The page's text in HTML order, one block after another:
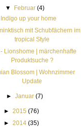
▼
Februar (4)
Indigo up your home
mit Schubfächern im
tropical Style
- Lionshome | märchenhafte
Produktsuche ?
Blossom | Wohnzimmer
Update
►Januar (7)
► 2015 (76)
► 2014 (35)